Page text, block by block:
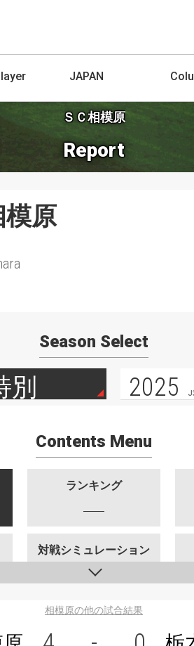
JAPAN
ＳＣ相模原
Report
模原
Season Select
別 2025
Contents Menu
ランキング
対戦シミュレーション
相模原の他の試合結果